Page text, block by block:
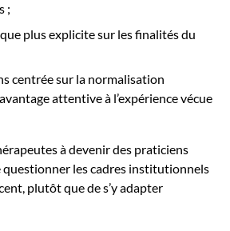
;
plus explicite sur les finalités du
centrée sur la normalisation
attentive à l’expérience vécue
à devenir des praticiens
questionner les cadres institutionnels
plutôt que de s’y adapter